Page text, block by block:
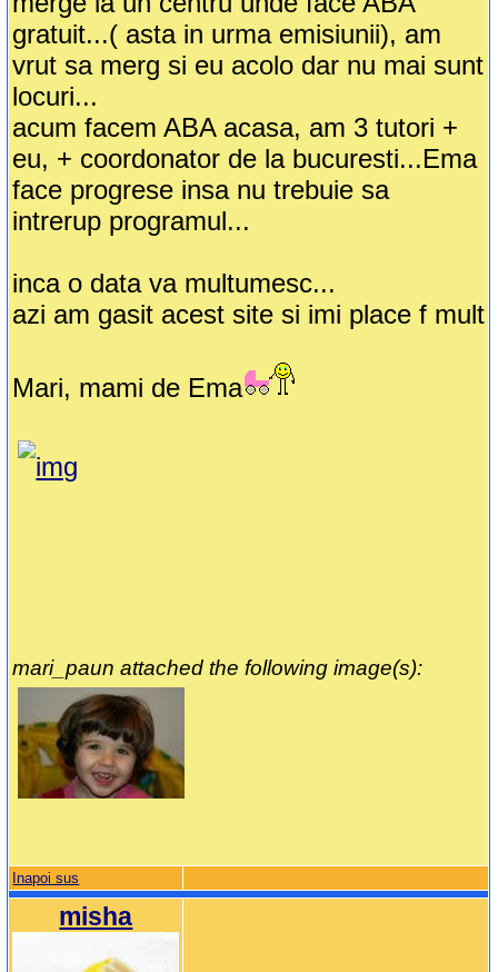
gratuit...( asta in urma emisiunii), am
vrut sa merg si eu acolo dar nu mai sunt
locuri...
acum facem ABA acasa, am 3 tutori +
eu, + coordonator de la bucuresti...Ema
face progrese insa nu trebuie sa
intrerup programul...
inca o data va multumesc...
azi am gasit acest site si imi place f mult
Mari, mami de Ema
mari_paun attached the following image(s):
Inapoi sus
misha